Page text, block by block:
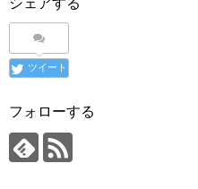
シェアする
ツイート
フォローする